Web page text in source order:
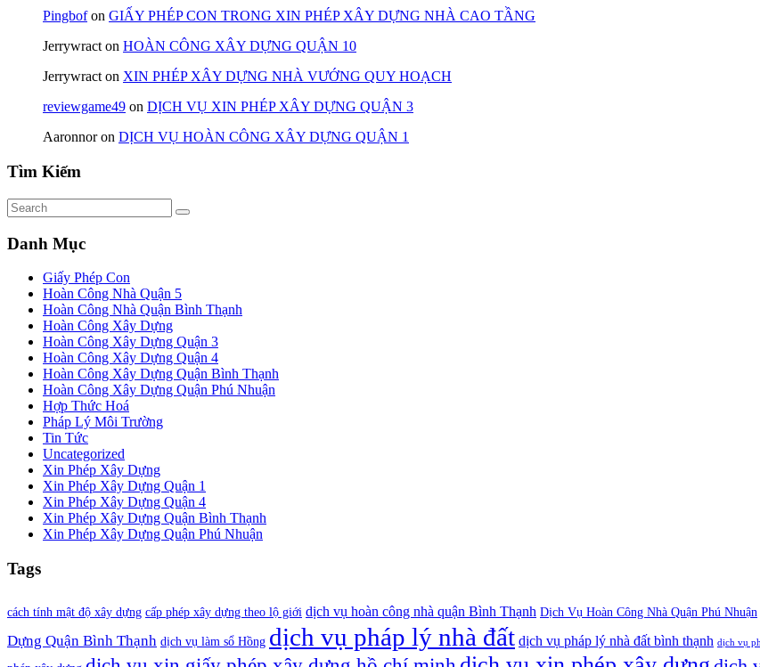
Pingbofon GIẤY PHÉP CON TRONG XIN PHÉP XÂY DỰNG NHÀ CAO TẦNG
Jerrywract on HOÀN CÔNG XÂY DỰNG QUẬN 10
Jerrywract on XIN PHÉP XÂY DỰNG NHÀ VƯỚNG QUY HOẠCH
reviewgame49 on DỊCH VỤ XIN PHÉP XÂY DỰNG QUẬN 3
Aaronnoron DỊCH VỤ HOÀN CÔNG XÂY DỰNG QUẬN 1
Tìm Kiếm
Danh Mục
Giấy Phép Con
Hoàn Công Nhà Quận 5
Hoàn Công Nhà Quận Bình Thạnh
Hoàn Công Xây Dựng
Hoàn Công Xây Dựng Quận 3
Hoàn Công Xây Dựng Quận 4
Hoàn Công Xây Dựng Quận Bình Thạnh
Hoàn Công Xây Dựng Quận Phú Nhuận
Hợp Thức Hoá
Pháp Lý Môi Trường
Tin Tức
Uncategorized
Xin Phép Xây Dựng
Xin Phép Xây Dựng Quận 1
Xin Phép Xây Dựng Quận 4
Xin Phép Xây Dựng Quận Bình Thạnh
Xin Phép Xây Dựng Quận Phú Nhuận
Tags
cách tính mật độ xây dựng cấp phép xây dựng theo lộ giới dịch vụ hoàn công nhà quận Bình Thạnh Dịch Vụ Hoàn Công Nhà Quận Phú Nhuận
Dựng Quận Bình Thạnh dịch vụ làm sổ Hồng dịch vụ pháp lý nhà đất dịch vụ pháp lý nhà đất bình thạnh dịch vụ